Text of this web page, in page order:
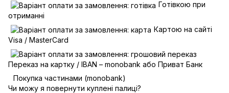
Готівкою при
отриманні
Картою на сайті
Visa / MasterCard
Переказ на картку / IBAN – monobank або Приват Банк
Покупка частинами (monobank)
Чи можу я повернути куплені палиці?